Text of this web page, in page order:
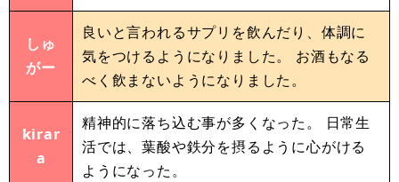
しゅ
がー
良いと言われるサプリを飲んだり、体調に
気をつけるようになりました。 お酒もなる
べく飲まないようになりました。
kirar
a
精神的に落ち込む事が多くなった。 日常生
活では、葉酸や鉄分を摂るように心がける
ようになった。